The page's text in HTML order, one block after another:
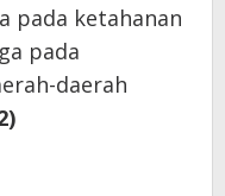
pada ketahanan
pada
daerah